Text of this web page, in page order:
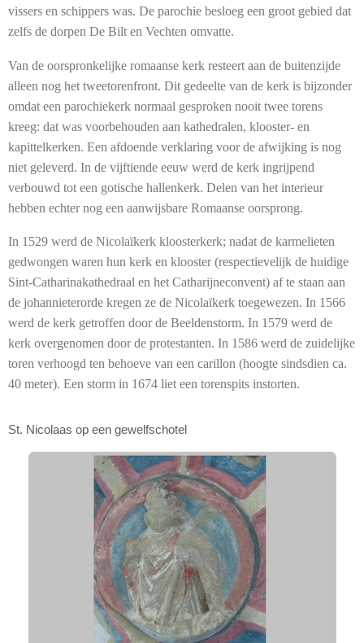
vissers en schippers was. De parochie besloeg een groot gebied dat
zelfs de dorpen De Bilt en Vechten omvatte.
Van de oorspronkelijke romaanse kerk resteert aan de buitenzijde
alleen nog het tweetorenfront. Dit gedeelte van de kerk is bijzonder
omdat een parochiekerk normaal gesproken nooit twee torens
kreeg: dat was voorbehouden aan kathedralen, klooster- en
kapittelkerken. Een afdoende verklaring voor de afwijking is nog
niet geleverd. In de vijftiende eeuw werd de kerk ingrijpend
verbouwd tot een gotische hallenkerk. Delen van het interieur
hebben echter nog een aanwijsbare Romaanse oorsprong.
In 1529 werd de Nicolaïkerk kloosterkerk; nadat de karmelieten
gedwongen waren hun kerk en klooster (respectievelijk de huidige
Sint-Catharinakathedraal en het Catharijneconvent) af te staan aan
de johannieterorde kregen ze de Nicolaïkerk toegewezen. In 1566
werd de kerk getroffen door de Beeldenstorm. In 1579 werd de
kerk overgenomen door de protestanten. In 1586 werd de zuidelijke
toren verhoogd ten behoeve van een carillon (hoogte sindsdien ca.
40 meter). Een storm in 1674 liet een torenspits instorten.
St. Nicolaas op een gewelfschotel